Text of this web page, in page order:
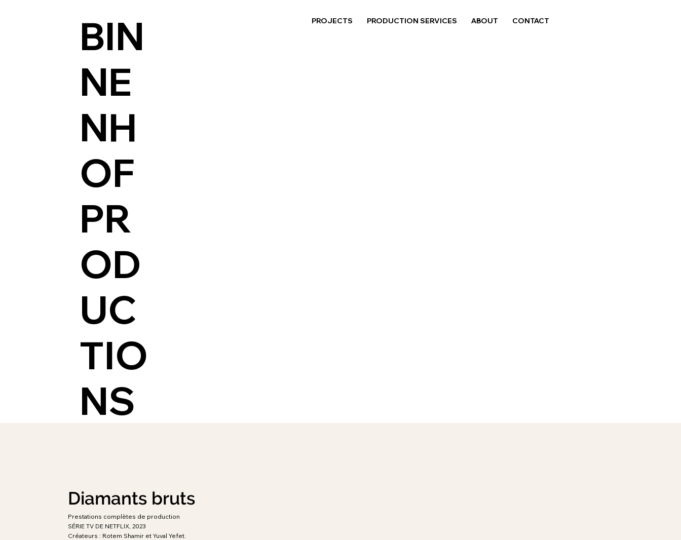
PR
OD
UC
TIO
NS
BIN
NE
NH
OF
PROJECTS PRODUCTION SERVICES ABOUT CONTACT
Diamants bruts
Prestations complètes de production
SÉRIE TV DE NETFLIX, 2023
Créateurs : Rotem Shamir et Yuval Yefet.